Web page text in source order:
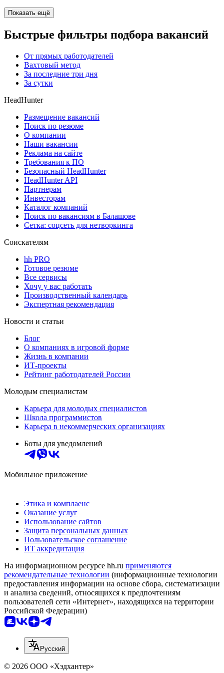
Показать ещё
Быстрые фильтры подбора вакансий
От прямых работодателей
Вахтовый метод
За последние три дня
За сутки
HeadHunter
Размещение вакансий
Поиск по резюме
О компании
Наши вакансии
Реклама на сайте
Требования к ПО
Безопасный HeadHunter
HeadHunter API
Партнерам
Инвесторам
Каталог компаний
Поиск по вакансиям в Балашове
Сетка: соцсеть для нетворкинга
Соискателям
hh PRO
Готовое резюме
Все сервисы
Хочу у вас работать
Производственный календарь
Экспертная рекомендация
Новости и статьи
Блог
О компаниях в игровой форме
Жизнь в компании
ИТ-проекты
Рейтинг работодателей России
Молодым специалистам
Карьера для молодых специалистов
Школа программистов
Карьера в некоммерческих организациях
Боты для уведомлений
Мобильное приложение
Этика и комплаенс
Оказание услуг
Использование сайтов
Защита персональных данных
Пользовательское соглашение
ИТ аккредитация
На информационном ресурсе hh.ru применяются
рекомендательные технологии (информационные технологии
предоставления информации на основе сбора, систематизации
и анализа сведений, относящихся к предпочтениям
пользователей сети «Интернет», находящихся на территории
Российской Федерации)
Русский
© 2026 ООО «Хэдхантер»